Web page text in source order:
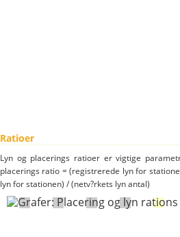
Ratioer
Lyn og placerings ratioer er vigtige
placerings ratio = (registrerede lyn for
lyn for stationen) / (netv?rkets lyn antal)